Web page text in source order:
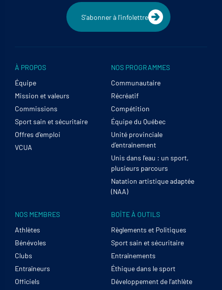
S'abonner à l'infolettre
À PROPOS
Équipe
Mission et valeurs
Commissions
Sport sain et sécuritaire
Offres d’emploi
VCUA
NOS PROGRAMMES
Communautaire
Récréatif
Compétition
Équipe du Québec
Unité provinciale
d’entraînement
Unis dans l’eau : un sport,
plusieurs parcours
Natation artistique adaptée
(NAA)
NOS MEMBRES
Athlètes
Bénévoles
Clubs
Entraîneurs
Officiels
BOÎTE À OUTILS
Règlements et Politiques
Sport sain et sécuritaire
Entraînements
Éthique dans le sport
Développement de l’athlète